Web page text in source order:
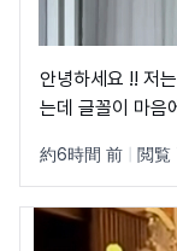
안녕하세요 !! 저는 신
는데 글꼴이 마음에 들
이 글꼴 가지고싶
約6時間 前 閲覧